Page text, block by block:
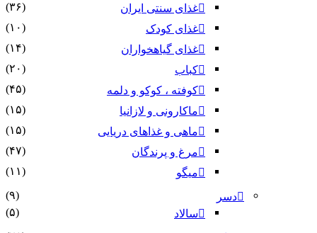
غذای سنتی ایران
(۳۶)
غذای کودک
(۱۰)
غذای گیاهخواران
(۱۴)
کباب
(۲۰)
کوفته ، کوکو و دلمه
(۴۵)
ماکارونی و لازانیا
(۱۵)
ماهی و غذاهای دریایی
(۱۵)
مرغ و پرندگان
(۴۷)
میگو
(۱۱)
دسر
(۹)
سالاد
(۵)